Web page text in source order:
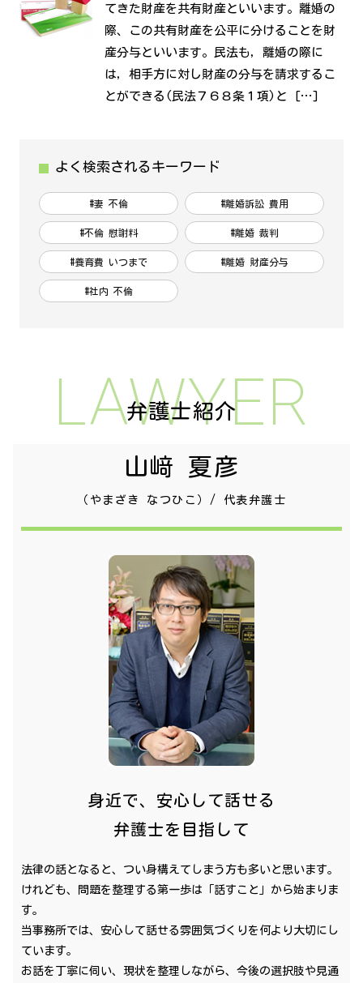
てきた財産を共有財産といいます。離婚の
際、この共有財産を公平に分けることを財
産分与といいます。民法も，離婚の際に
は，相手方に対し財産の分与を請求するこ
とができる(民法７６８条１項)と […]
よく検索されるキーワード
#妻 不倫 #離婚訴訟 費用
#不倫 慰謝料 #離婚 裁判
#養育費 いつまで #離婚 財産分与
#社内 不倫
LAWYER
弁護士紹介
山﨑 夏彦
（やまざき なつひこ）/ 代表弁護士
身近で、安心して話せる
弁護士を目指して
法律の話となると、つい身構えてしまう方も多いと思います。
けれども、問題を整理する第一歩は「話すこと」から始まりま
す。
当事務所では、安心して話せる雰囲気づくりを何より大切にし
ています。
お話を丁寧に伺い、現状を整理しながら、今後の選択肢や見通